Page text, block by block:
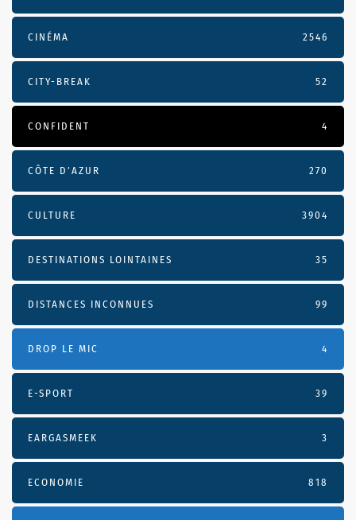
CINÉMA 2546
CITY-BREAK 52
CONFIDENT 4
CÔTE D’AZUR 270
CULTURE 3904
DESTINATIONS LOINTAINES 35
DISTANCES INCONNUES 99
DROP LE MIC 4
E-SPORT 39
EARGASMEEK 3
ECONOMIE 818